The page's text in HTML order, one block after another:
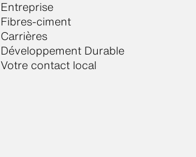
Entreprise
Fibres-ciment
Carrières
Développement Durable
Votre contact local